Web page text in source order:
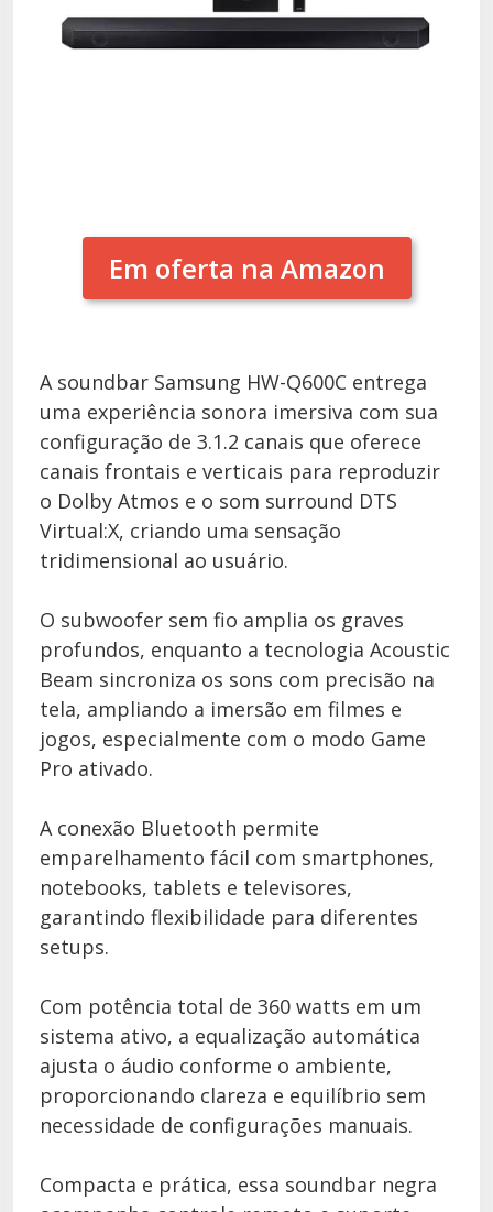
Em oferta na Amazon
A soundbar Samsung HW-Q600C entrega
uma experiência sonora imersiva com sua
configuração de 3.1.2 canais que oferece
canais frontais e verticais para reproduzir
o Dolby Atmos e o som surround DTS
Virtual:X, criando uma sensação
tridimensional ao usuário.
O subwoofer sem fio amplia os graves
profundos, enquanto a tecnologia Acoustic
Beam sincroniza os sons com precisão na
tela, ampliando a imersão em filmes e
jogos, especialmente com o modo Game
Pro ativado.
A conexão Bluetooth permite
emparelhamento fácil com smartphones,
notebooks, tablets e televisores,
garantindo flexibilidade para diferentes
setups.
Com potência total de 360 watts em um
sistema ativo, a equalização automática
ajusta o áudio conforme o ambiente,
proporcionando clareza e equilíbrio sem
necessidade de configurações manuais.
Compacta e prática, essa soundbar negra